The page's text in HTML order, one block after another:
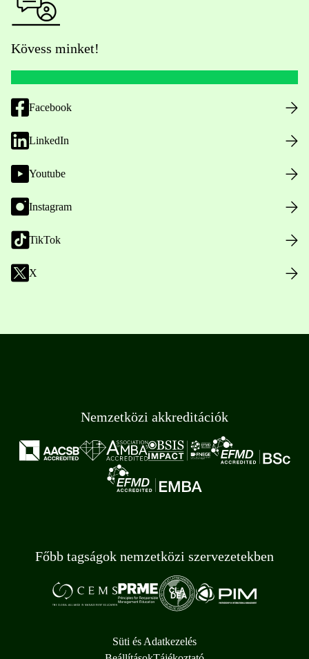
Kövess minket!
Facebook
LinkedIn
Youtube
Instagram
TikTok
X
Nemzetközi akkreditációk
Főbb tagságok nemzetközi szervezetekben
Süti és Adatkezelés